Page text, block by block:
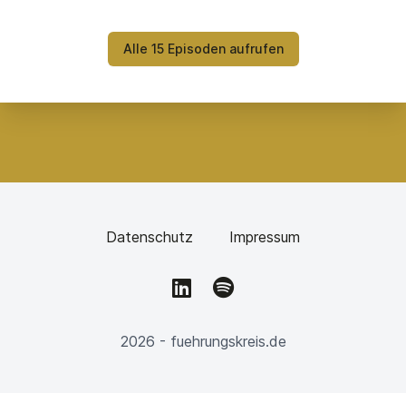
Alle 15 Episoden aufrufen
Datenschutz Impressum
LinkedInSpotify
2026 - fuehrungskreis.de